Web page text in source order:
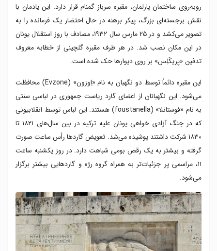
رو‌به‌روی ساختمان پارلمان، مقبره سرباز گمنام قرار دارد. این یادمان با
نقش برجسته‌ای بزرگ، پیکر برهنه در حال احتضار یک فرمانده را به
تصویر می‌کشد و در ۲۵ مارس سال ۱۹۳۲، مصادف با روز استقلال یونان
در این مکان نصب شد. در هر طرف مقبره گلچینی از خطابه معروف
تدفین «پریکْلِس» بر روی دیوارها حک شده است.
این مقبره دائماً توسط دو نگهبان به نام «اِوزون» (Evzone) محافظت
می‌شود. این نگهبانان از اعضای گارد ریاست جمهوری در لباسی سنتی
به نام «فوستانلا» (foustanella) هستند. این لباس توسط انقلابیونی
که در جنگ آزادی خواهی یونان علیه ترکیه در بین سال‌های ۱۸۲۱ تا
۱۸۳۰ شرکت داشتند پوشیده می‌شد. تعویض گاردها رأس ساعت صورت
گرفته و بیشتر به یک رقص بومی شباهت دارد. در روز یکشنبه ساعت
۱۱، مراسمی پر جزئیات‌تر به همراه گروه رژه و گاردهایی بیشتر برگزار
می‌شود.